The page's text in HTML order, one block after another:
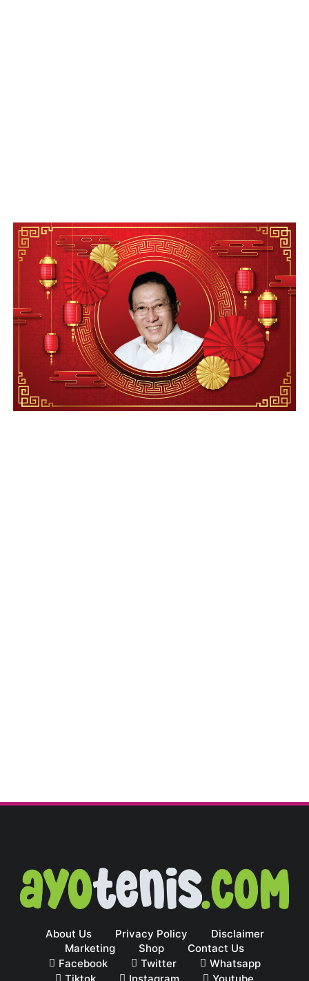
About Us Privacy Policy
Disclaimer
Marketing
Shop
Contact Us
Facebook
Twitter
Whatsapp
Tiktok
Instagram Youtube